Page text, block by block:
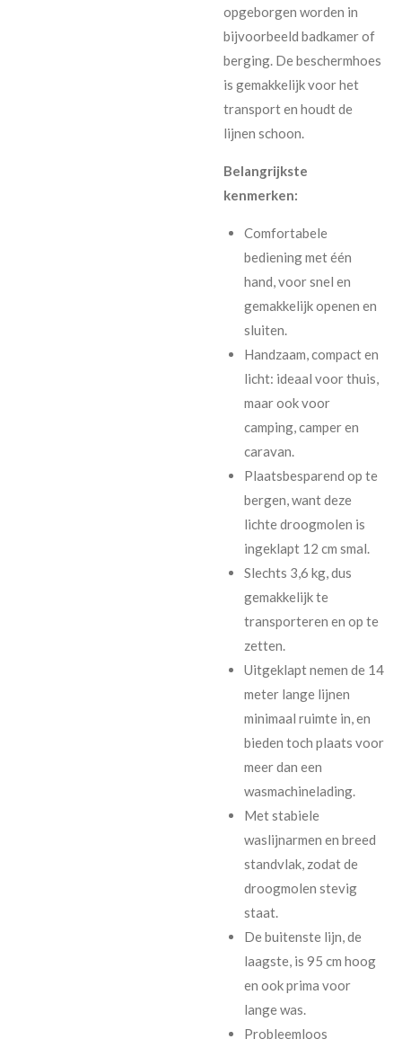
opgeborgen worden in
bijvoorbeeld badkamer of
berging. De beschermhoes
is gemakkelijk voor het
transport en houdt de
lijnen schoon.
Belangrijkste
kenmerken:
Comfortabele
bediening met één
hand, voor snel en
gemakkelijk openen en
sluiten.
Handzaam, compact en
licht: ideaal voor thuis,
maar ook voor
camping, camper en
caravan.
Plaatsbesparend op te
bergen, want deze
lichte droogmolen is
ingeklapt 12 cm smal.
Slechts 3,6 kg, dus
gemakkelijk te
transporteren en op te
zetten.
Uitgeklapt nemen de 14
meter lange lijnen
minimaal ruimte in, en
bieden toch plaats voor
meer dan een
wasmachinelading.
Met stabiele
waslijnarmen en breed
standvlak, zodat de
droogmolen stevig
staat.
De buitenste lijn, de
laagste, is 95 cm hoog
en ook prima voor
lange was.
Probleemloos